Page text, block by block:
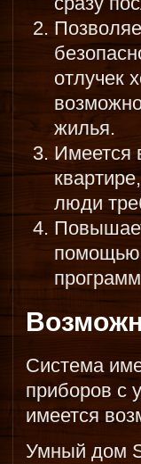
отлучек
жилья.
Имеется
люди
помощью
Система
приборов с
имеется
Умный дом